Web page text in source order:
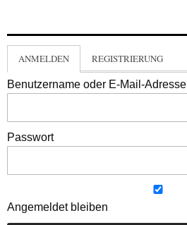
ANMELDEN REGISTRIERUNG
Benutzername oder E-Mail-Adresse
Passwort
Angemeldet bleiben